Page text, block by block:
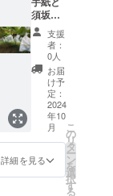
での開
催。 ※
詳細は
メール
にてご
連絡い
たしま
す。 ※
畑まで
の交通
費等は
担でお
願いし
を販売
しま
す。
（例）
須坂
ファミ
リー
フェス
ティバ
ルや須
坂ス
イーツ
フェス
須坂市
産の
シャイ
ンマス
カット
（1kg）
を送り
ます。
ご希望
であれ
ばシャ
インマ
スカッ
トとナ
支援
者：
0人
お届
け予
定：
2024
年10
月
詳細を見る
こ
の
リ
タ
ー
ン
を
選
択
す
る